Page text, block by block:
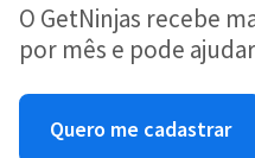
O GetNinjas recebe
por mês e pode
Quero me cadastrar